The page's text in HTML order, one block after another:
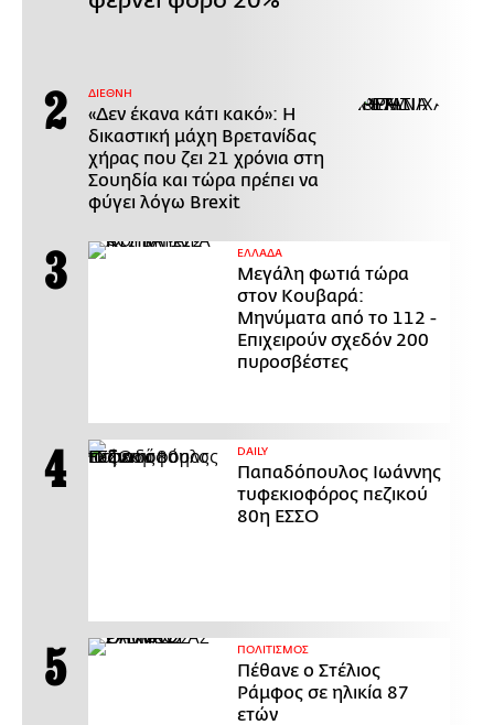
ΔΙΕΘΝΗ
«Δεν έκανα κάτι κακό»: Η
δικαστική μάχη Βρετανίδας
χήρας που ζει 21 χρόνια στη
Σουηδία και τώρα πρέπει να
φύγει λόγω Brexit
ΕΛΛΑΔΑ
Μεγάλη φωτιά τώρα
στον Κουβαρά:
Μηνύματα από το 112 -
Επιχειρούν σχεδόν 200
πυροσβέστες
DAILY
Παπαδόπουλος Ιωάννης
τυφεκιοφόρος πεζικού
80η ΕΣΣΟ
ΠΟΛΙΤΙΣΜΟΣ
Πέθανε ο Στέλιος
Ράμφος σε ηλικία 87
ετών